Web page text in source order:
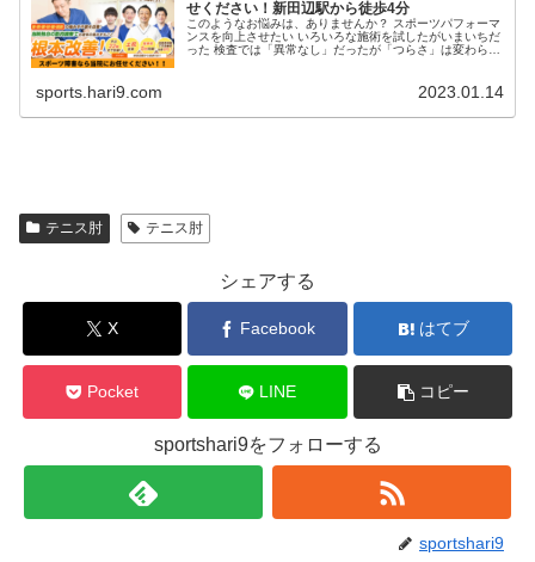
せください！新田辺駅から徒歩4分
このようなお悩みは、ありませんか？ スポーツパフォーマ
ンスを向上させたい いろいろな施術を試したがいまいちだ
った 検査では「異常なし」だったが「つらさ」は変わらな
sports.hari9.com 2023.01.14
テニス肘 テニス肘
シェアする
X Facebook はてブ
Pocket LINE コピー
sportshari9をフォローする
sportshari9